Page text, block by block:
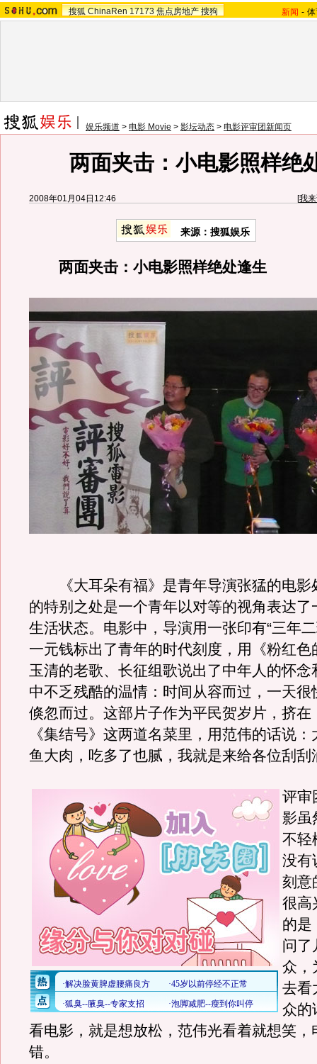
搜狐 ChinaRen 17173 焦点房地产 搜狗 新闻 -
娱乐频道 > 电影 Movie > 影坛动态 > 电影评审团新闻页
两面夹击：小电影照样绝
2008年01月04日12:46 [我
来源：搜狐娱乐
两面夹击：小电影照样绝处逢生
《大耳朵有福》是青年导演张猛的电影
的特别之处是一个青年以对等的视角表达了
生活状态。电影中，导演用一张印有“三年
一元钱标出了青年的时代刻度，用《粉红色
玉清的老歌、长征组歌说出了中年人的怀念
中不乏残酷的温情：时间从容而过，一天很
倏忽而过。这部片子作为平民贺岁片，挤在
《集结号》这两道名菜里，用范伟的话说
鱼大肉，吃多了也腻，我就是来给各位刮刮
评审
影虽
不轻
没有
刻意
很高
的是
问了
众，
去看
众的
看电影，就是想放松，范伟光看着就想笑，
错。